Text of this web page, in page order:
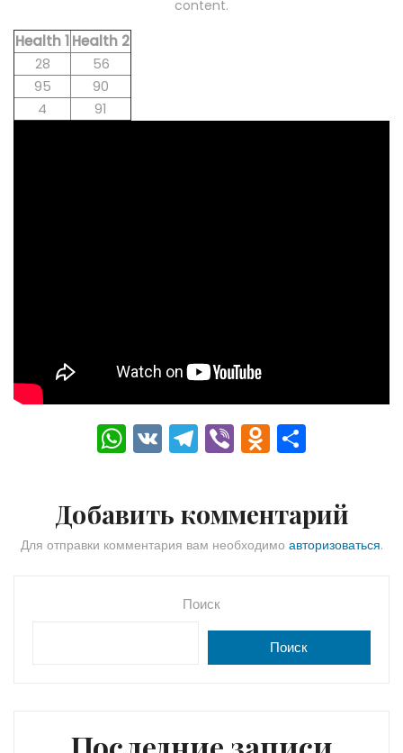
content.
Health 1Health 2
28
56
95
90
4
91
W
h
ts
A
V
K
T
el
gr
a
Vi
b
O
d
o
kl
s
ni
а
в
Добавить комментарий
Для отправки комментария вам необходимо авторизоваться.
Поиск
Поиск